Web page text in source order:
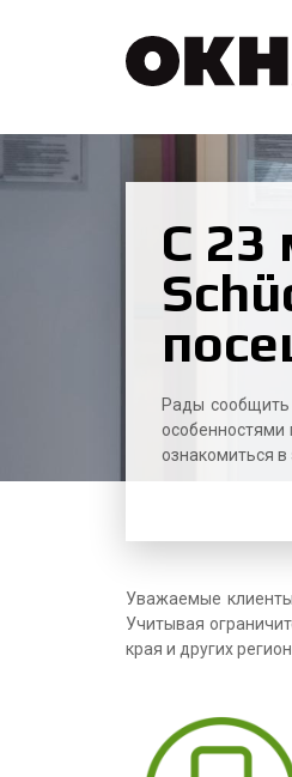
С 23
Рады
ознакомиться в
Уважаемые
Учитывая
края и других